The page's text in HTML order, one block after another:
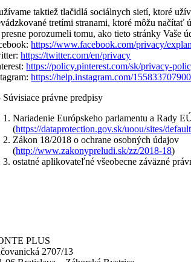
taktiež tlačidlá sociálnych sietí, ktoré
tretími stranami, ktoré môžu načítať
presne porozumeli tomu, ako tieto stránky
https://www.facebook.com/privacy/
https://twitter.com/en/privacy
https://policy.pinterest.com/sk/privacy-
https://help.instagram.com/
Súvisiace právne predpisy
Nariadenie Európskeho parlamentu a Rady
(https://dataprotection.gov.sk/uoou/sites/
Zákon 18/2018 o ochrane osobných údajov
(http://www.zakonypreludi.sk/zz/2018-18)
ostatné aplikovateľné všeobecne záväzné
PLUS
2707/13